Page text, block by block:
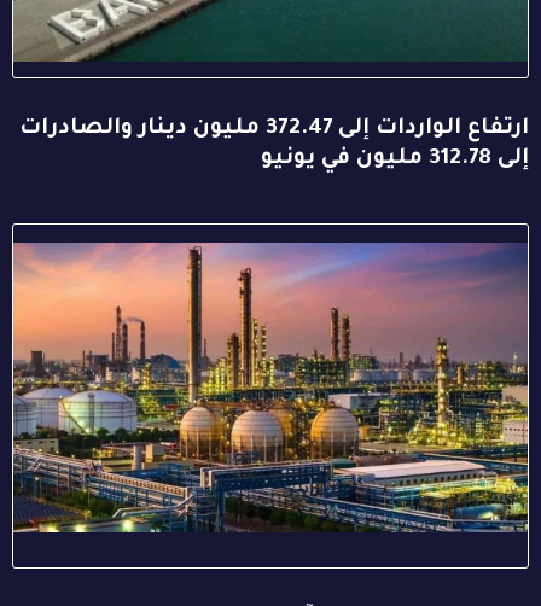
ارتفاع الواردات إلى 372.47 مليون دينار والصادرات
إلى 312.78 مليون في يونيو